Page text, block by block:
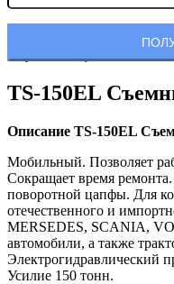
Отправляя заявку, Вы
TS-150EL
Описание TS-150EL
Мобильный. Позволяет
Сокращает время
поворотной цапфы. Для
отечественного и
MERSEDES, SCANIA,
автомобили, а также
Электрогидравлический
Усилие 150 тонн.